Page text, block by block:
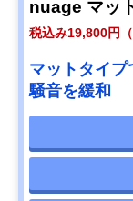
nuage マッ
税込み19,800円（
マットタイ
騒音を緩和